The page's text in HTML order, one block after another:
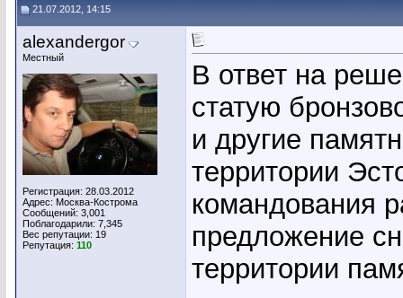
21.07.2012, 14:15
alexandergor
Местный
Регистрация: 28.03.2012
Адрес: Москва-Кострома
Сообщений: 3,001
Поблагодарили: 7,345
Вес репутации: 19
Репутация: 110
В ответ на
статую
и другие
территории
командования
предложение
территории